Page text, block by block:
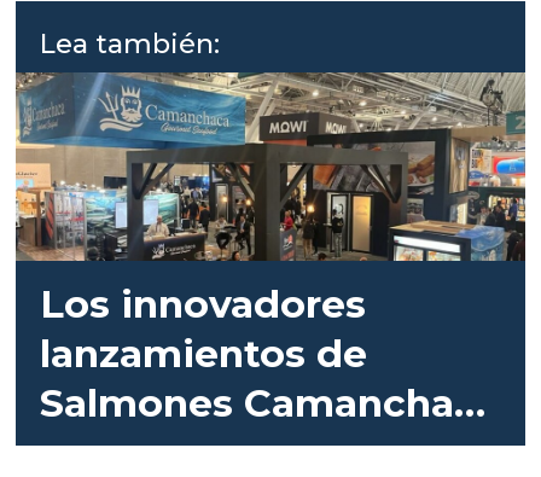
EE.UU.
Lea también:
Los innovadores
lanzamientos de
Salmones Camanchaca
en Estados Unidos